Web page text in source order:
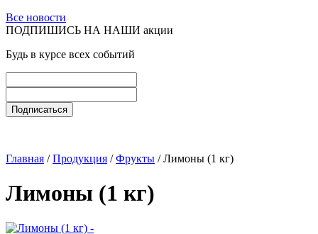
Все новости
ПОДПИШИСЬ НА НАШИ акции
Будь в курсе всех событий
Главная /Продукция /Фрукты / Лимоны (1 кг)
Лимоны (1 кг)